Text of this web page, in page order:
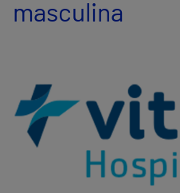
masculina